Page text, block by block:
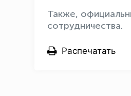
Также,
сотрудничества.
Распечатать